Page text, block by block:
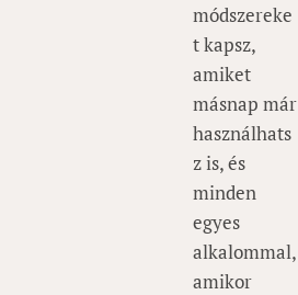
módszereke
t kapsz,
amiket
másnap már
használhats
z is, és
minden
egyes
alkalommal,
amikor